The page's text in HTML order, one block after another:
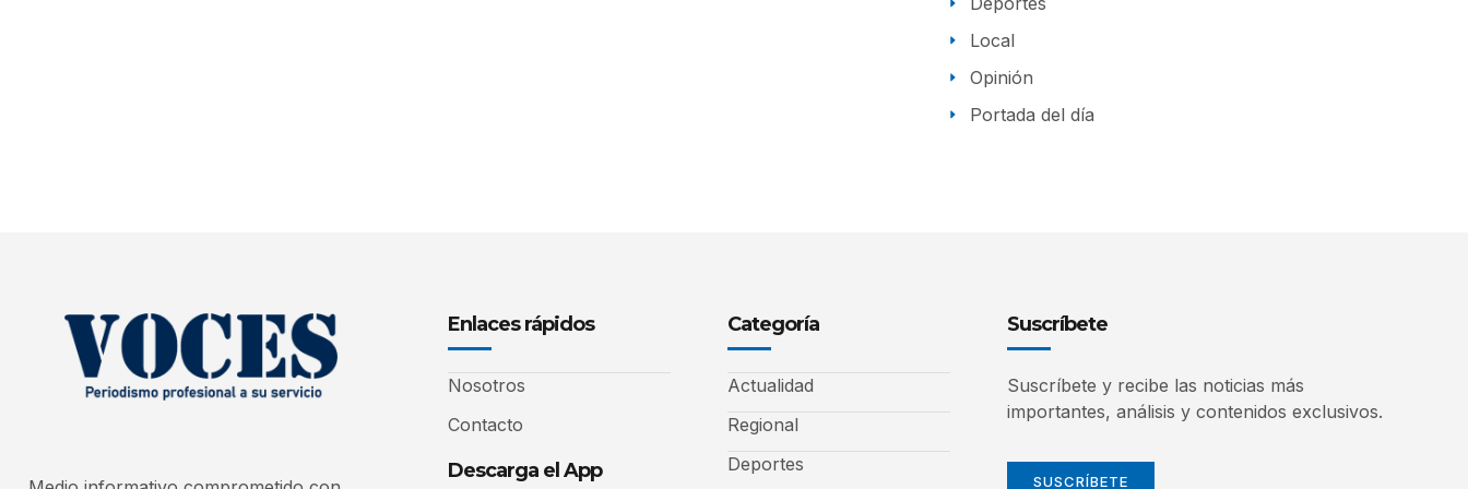
Local
Opinión
Portada del día
Enlaces rápidos
Nosotros
Contacto
Descarga el App
Categoría
Actualidad
Regional
Deportes
Suscríbete
Suscríbete y recibe las noticias más
importantes, análisis y contenidos exclusivos.
SUSCRÍBETE